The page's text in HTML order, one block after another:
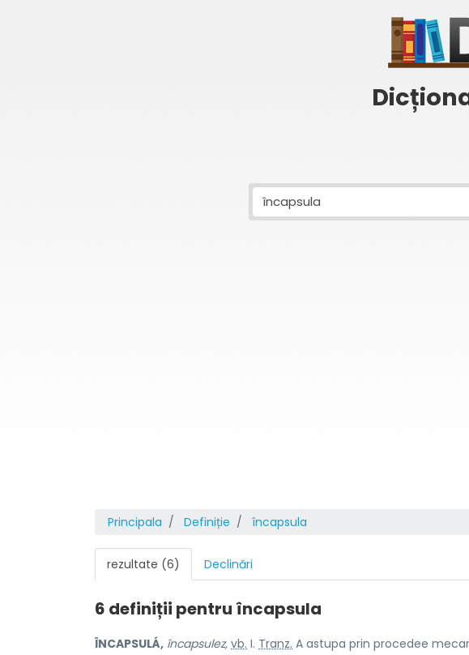
Principala Definiție încapsula
rezultate (6) Declinări
6 definiții pentru încapsula
ÎNCAPSULÁ, încapsulez, vb. I. Tranz. A astupa prin procedee